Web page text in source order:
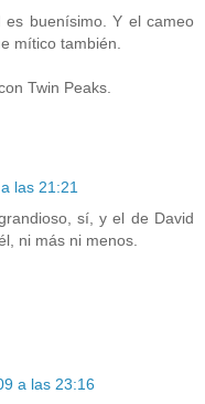
buenísimo. Y el cameo
mítico también.
Twin Peaks.
las 21:21
sí, y el de David
ni más ni menos.
a las 23:16